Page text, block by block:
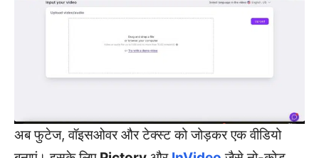
अब फुटेज, वॉइसओवर और टेक्स्ट को जोड़कर एक वीडियो